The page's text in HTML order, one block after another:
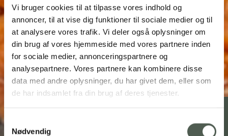
Vi bruger cookies til at tilpasse vores indhold og
annoncer, til at vise dig funktioner til sociale medier og til
at analysere vores trafik. Vi deler også oplysninger om
din brug af vores hjemmeside med vores partnere inden
for sociale medier, annonceringspartnere og
analysepartnere. Vores partnere kan kombinere disse
data med andre oplysninger, du har givet dem, eller som
de har indsamlet fra din brug af deres tjenester.
Samtykkevalg
Nødvendig
FOOD WALK: En god gang